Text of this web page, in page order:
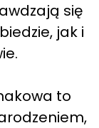
się
jak i
to